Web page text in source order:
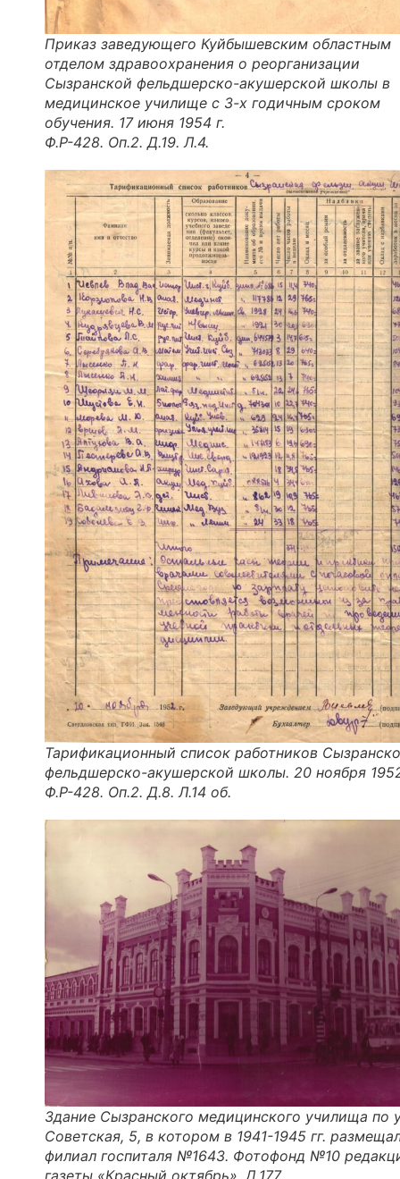
Приказ заведующего Куйбышевским областным
отделом здравоохранения о реорганизации
Сызранской фельдшерско-акушерской школы в
медицинское училище с 3-х годичным сроком
обучения. 17 июня 1954 г.
Ф.Р-428. Оп.2. Д.19. Л.4.
Тарификационный список работников
фельдшерско-акушерской школы. 20 ноября
Ф.Р-428. Оп.2. Д.8. Л.14 об.
Здание Сызранского медицинского училища по
Советская, 5, в котором в 1941-1945 гг.
филиал госпиталя №1643. Фотофонд №10
газеты «Красный октябрь». Д.177.